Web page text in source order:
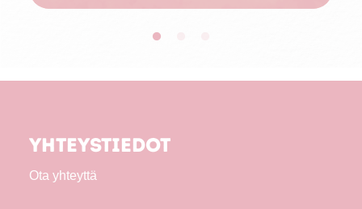
Yhteystiedot
Ota yhteyttä